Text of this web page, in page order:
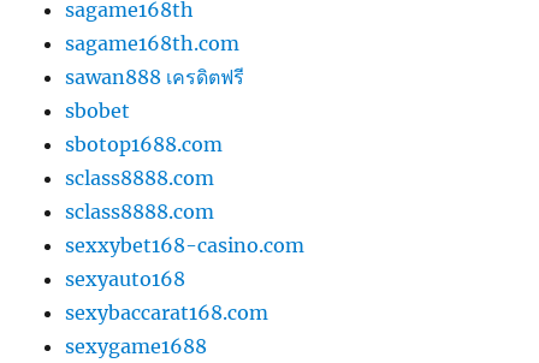
sagame168th
sagame168th.com
sawan888 เครดิตฟรี
sbobet
sbotop1688.com
sclass8888.com
sclass8888.com
sexxybet168-casino.com
sexyauto168
sexybaccarat168.com
sexygame1688